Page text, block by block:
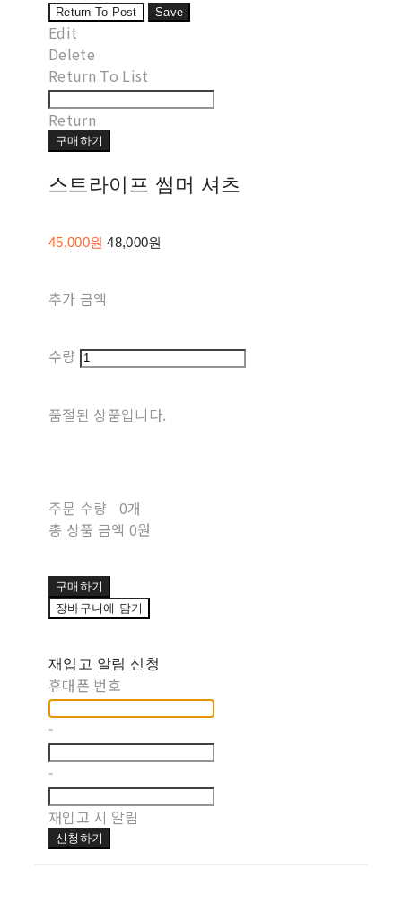
Return To Post Save
Edit
Delete
Return To List
Return
구매하기
스트라이프 썸머 셔츠
45,000원48,000원
추가 금액
수량
품절된 상품입니다.
주문 수량
0개
총 상품 금액 0원
구매하기
장바구니에 담기
재입고 알림 신청
휴대폰 번호
-
-
재입고 시 알림
신청하기